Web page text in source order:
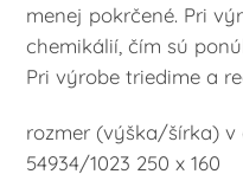
menej pokrčené. Pri
chemikálií, čím sú
Pri výrobe triedime a
rozmer (výška/šírka) v
54934/1023 250 x 160